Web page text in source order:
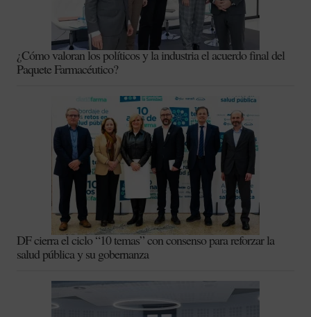
¿Cómo valoran los políticos y la industria el acuerdo final del
Paquete Farmacéutico?
DF cierra el ciclo “10 temas” con consenso para reforzar la
salud pública y su gobernanza